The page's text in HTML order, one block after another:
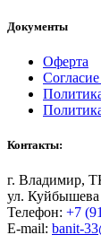
Документы
Оферта
Контакты:
г. Владимир,
ул.
Телефон: +7
E-mail: banit-